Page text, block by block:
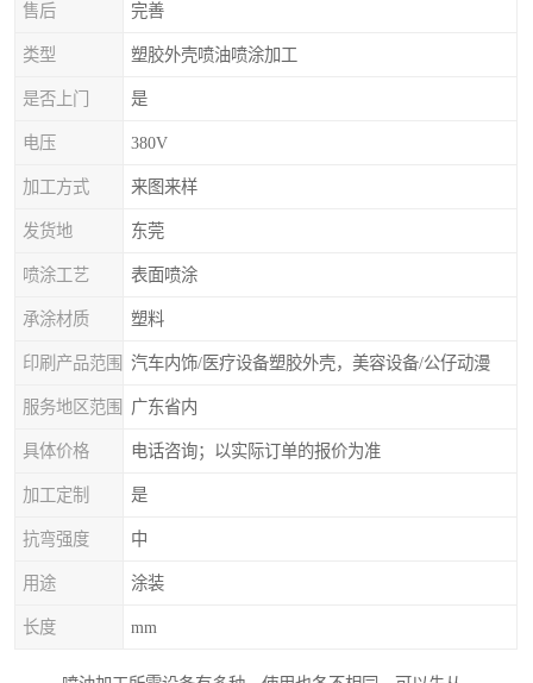
售后 完善
类型 塑胶外壳喷油喷涂加工
是否上门 是
电压 380V
加工方式 来图来样
发货地 东莞
喷涂工艺 表面喷涂
承涂材质 塑料
印刷产品范围 汽车内饰/医疗设备塑胶外壳，美容设备/公仔动漫
服务地区范围 广东省内
具体价格 电话咨询；以实际订单的报价为准
加工定制 是
抗弯强度 中
用途 涂装
长度 mm